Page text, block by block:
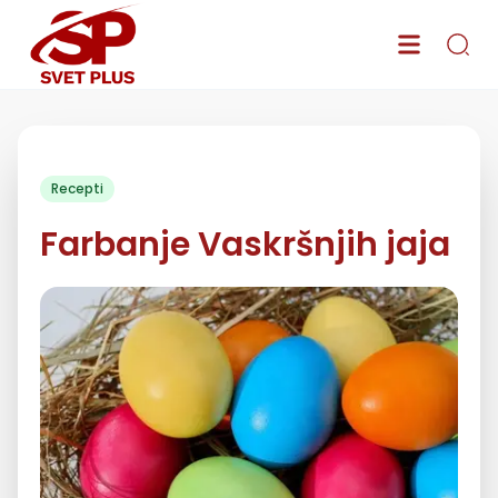
Recepti
Farbanje Vaskršnjih jaja